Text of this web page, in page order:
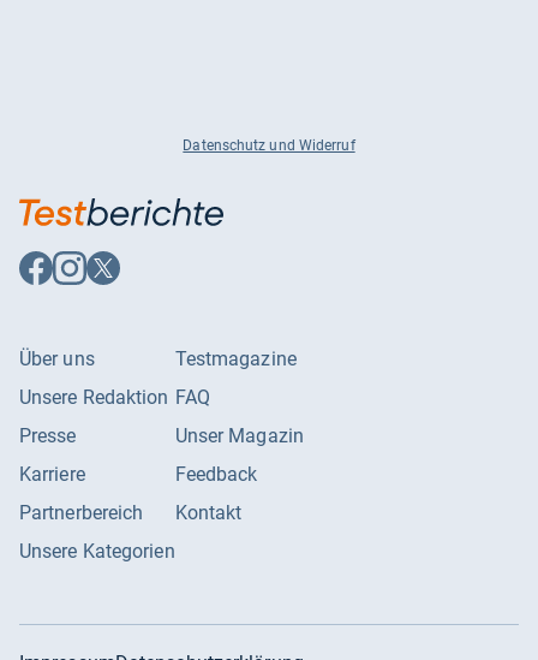
Datenschutz und Widerruf
Auf
Facebook
Auf
Instagram
Auf
X
Über uns
Unsere Redaktion
Presse
Karriere
Partnerbereich
Unsere Kategorien
Testmagazine
FAQ
Unser Magazin
Feedback
Kontakt